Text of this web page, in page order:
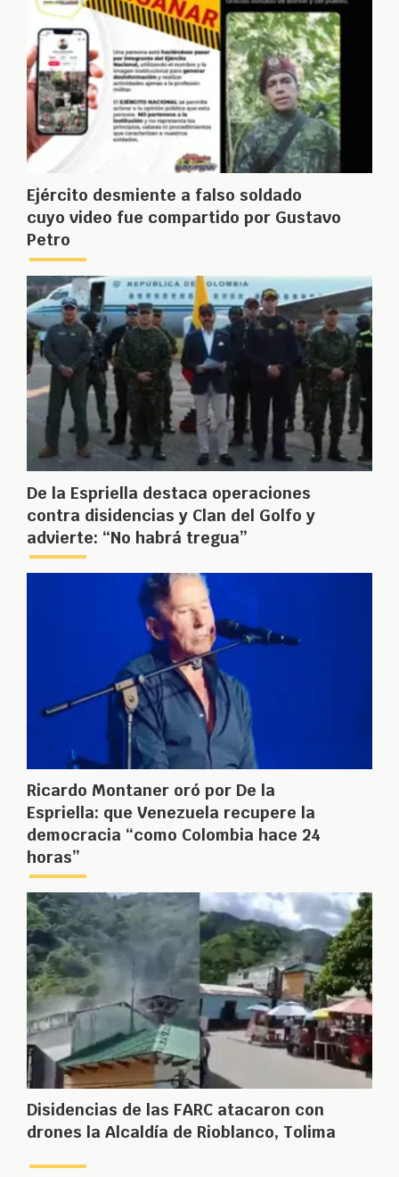
Ejército desmiente a falso soldado
cuyo video fue compartido por Gustavo
Petro
De la Espriella destaca operaciones
contra disidencias y Clan del Golfo y
advierte: “No habrá tregua”
Ricardo Montaner oró por De la
Espriella: que Venezuela recupere la
democracia “como Colombia hace 24
horas”
Disidencias de las FARC atacaron con
drones la Alcaldía de Rioblanco, Tolima